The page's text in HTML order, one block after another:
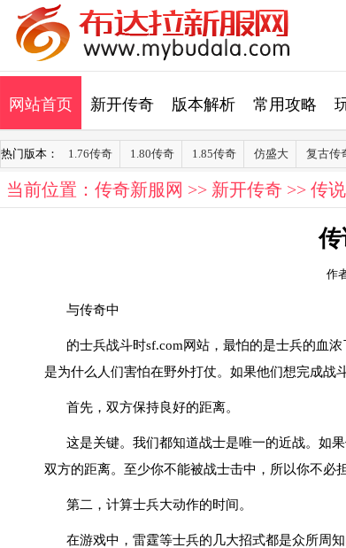
网站首页 新开传奇 版本解析 常用攻略
热门版本： 1.76传奇 1.80传奇 1.85传奇 仿盛大 复古传
当前位置： 传奇新服网 >> 新开传奇 >> 传
传
作
与传奇中
的士兵战斗时sf.com网站，最怕的是士兵的血
是为什么人们害怕在野外打仗。如果他们想完成战
首先，双方保持良好的距离。
这是关键。我们都知道战士是唯一的近战。如
双方的距离。至少你不能被战士击中，所以你不必
第二，计算士兵大动作的时间。
在游戏中，雷霆等士兵的几大招式都是众所周